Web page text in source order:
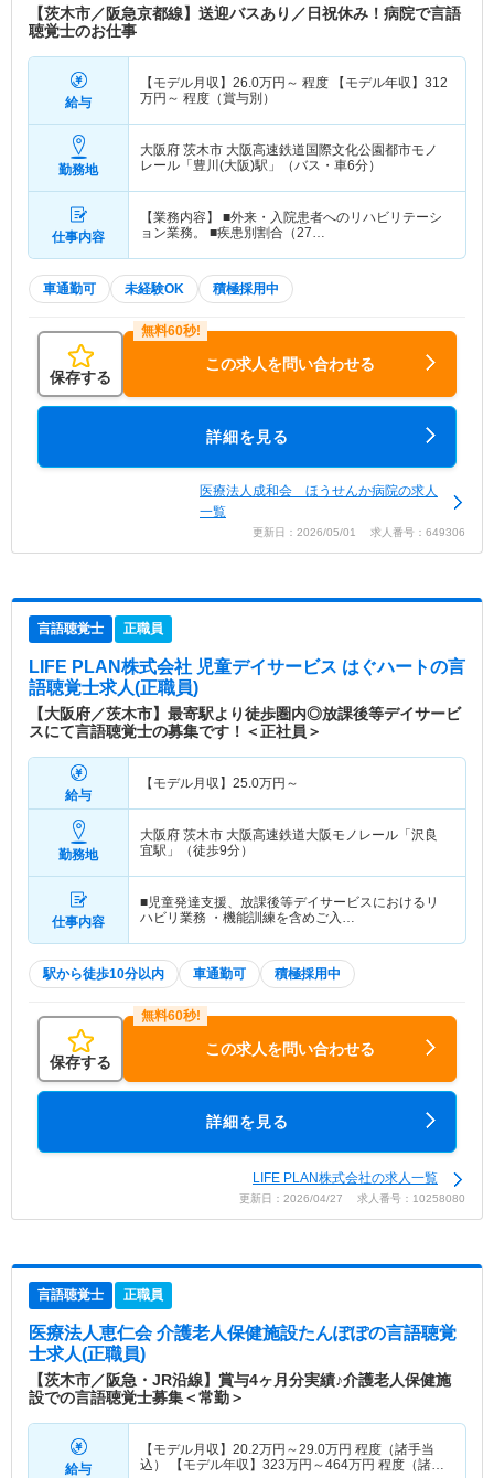
【茨木市／阪急京都線】送迎バスあり／日祝休み！病院で言語
聴覚士のお仕事
給与
【モデル月収】 26.0万円～ 程度 【モデル年収】 312
万円～ 程度（賞与別）
勤務地
大阪府 茨木市 大阪高速鉄道国際文化公園都市モノ
レール「豊川(大阪)駅」（バス・車6分）
仕事内容
【業務内容】 ■外来・入院患者へのリハビリテーシ
ョン業務。 ■疾患別割合（27…
車通勤可 未経験OK 積極採用中
保存する
この求人を問い合わせる
詳細を見る
医療法人成和会 ほうせんか病院の求人
一覧
更新日：2026/05/01 求人番号：649306
言語聴覚士 正職員
LIFE PLAN株式会社 児童デイサービス はぐハートの言
語聴覚士求人(正職員)
【大阪府／茨木市】最寄駅より徒歩圏内◎放課後等デイサービ
スにて言語聴覚士の募集です！＜正社員＞
給与
【モデル月収】 25.0万円～
勤務地
大阪府 茨木市 大阪高速鉄道大阪モノレール「沢良
宜駅」（徒歩9分）
仕事内容
■児童発達支援、放課後等デイサービスにおけるリ
ハビリ業務 ・機能訓練を含めご入…
駅から徒歩10分以内 車通勤可 積極採用中
保存する
この求人を問い合わせる
詳細を見る
LIFE PLAN株式会社の求人一覧
更新日：2026/04/27 求人番号：10258080
言語聴覚士 正職員
医療法人恵仁会 介護老人保健施設たんぽぽの言語聴覚
士求人(正職員)
【茨木市／阪急・JR沿線】賞与4ヶ月分実績♪介護老人保健施
設での言語聴覚士募集＜常勤＞
給与
【モデル月収】 20.2万円～29.0万円 程度（諸手当
込） 【モデル年収】 323万円～464万円 程度（諸手